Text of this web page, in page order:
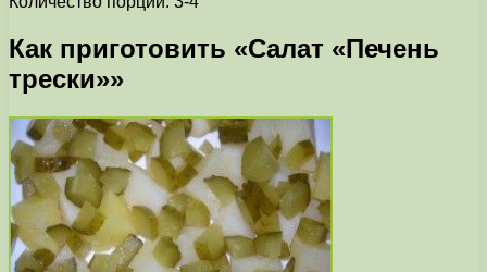
Как приготовить «Салат «Печень
трески»»